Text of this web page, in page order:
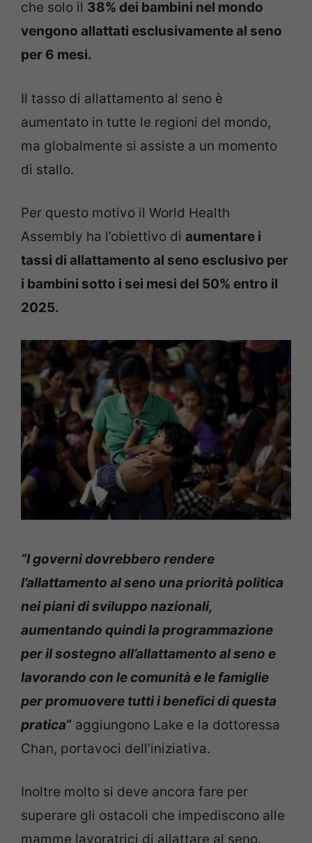
che solo il 38% dei bambini nel mondo
vengono allattati esclusivamente al seno
per 6 mesi.
Il tasso di allattamento al seno è
aumentato in tutte le regioni del mondo,
ma globalmente si assiste a un momento
di stallo.
Per questo motivo il World Health
Assembly ha l’obiettivo di aumentare i
tassi di allattamento al seno esclusivo per
i bambini sotto i sei mesi del 50% entro il
2025.
“I governi dovrebbero rendere
l’allattamento al seno una priorità politica
nei piani di sviluppo nazionali,
aumentando quindi la programmazione
per il sostegno all’allattamento al seno e
lavorando con le comunità e le famiglie
per promuovere tutti i benefici di questa
pratica“ aggiungono Lake e la dottoressa
Chan, portavoci dell’iniziativa.
Inoltre molto si deve ancora fare per
superare gli ostacoli che impediscono alle
mamme lavoratrici di allattare al seno.